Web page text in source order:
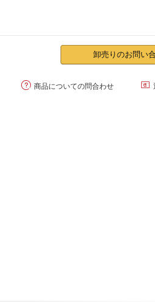
卸売りのお問い
 商品についての問合わせ 